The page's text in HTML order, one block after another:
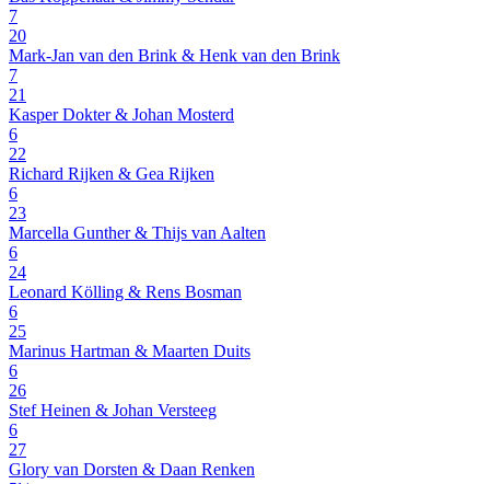
7
20
Mark-Jan van den Brink & Henk van den Brink
7
21
Kasper Dokter & Johan Mosterd
6
22
Richard Rijken & Gea Rijken
6
23
Marcella Gunther & Thijs van Aalten
6
24
Leonard Kölling & Rens Bosman
6
25
Marinus Hartman & Maarten Duits
6
26
Stef Heinen & Johan Versteeg
6
27
Glory van Dorsten & Daan Renken